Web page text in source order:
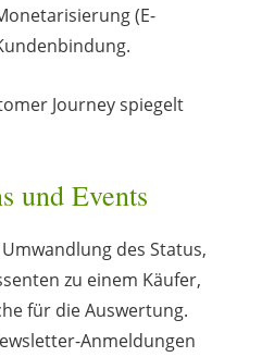
(E-
und Events
des Status,
zu einem Käufer,
für die Auswertung.
Anmeldungen